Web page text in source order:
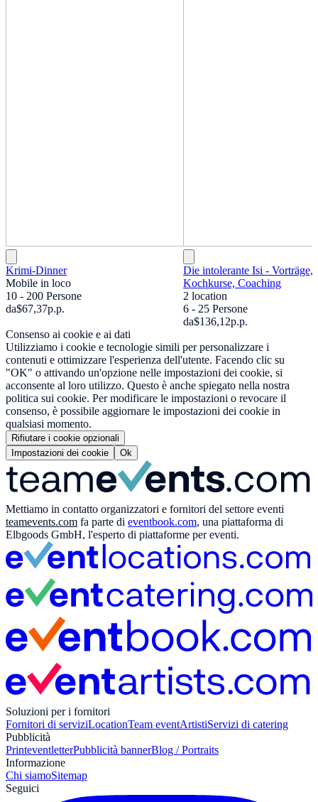
Krimi-Dinner
Mobile in loco
10 - 200 Persone
da$67,37p.p.
Die intolerante Isi - Vorträge,
Kochkurse, Coaching
2 location
6 - 25 Persone
da$136,12p.p.
Consenso ai cookie e ai dati
Utilizziamo i cookie e tecnologie simili per personalizzare i
contenuti e ottimizzare l'esperienza dell'utente. Facendo clic su
"OK" o attivando un'opzione nelle impostazioni dei cookie, si
acconsente al loro utilizzo. Questo è anche spiegato nella nostra
politica sui cookie. Per modificare le impostazioni o revocare il
consenso, è possibile aggiornare le impostazioni dei cookie in
qualsiasi momento.
Rifiutare i cookie opzionali
Impostazioni dei cookie
Ok
Mettiamo in contatto organizzatori e fornitori del settore eventi
teamevents.com fa parte di eventbook.com, una piattaforma di
Elbgoods GmbH, l'esperto di piattaforme per eventi.
Soluzioni per i fornitori
Fornitori di serviziLocationTeam eventArtistiServizi di catering
Pubblicità
PrinteventletterPubblicità bannerBlog / Portraits
Informazione
Chi siamoSitemap
Seguici